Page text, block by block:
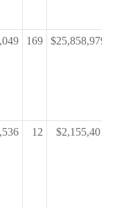
169 $25,858,979
12 $2,155,401